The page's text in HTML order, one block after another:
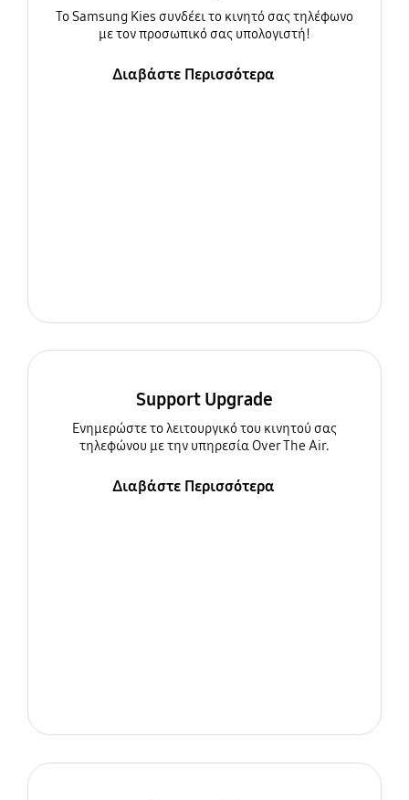
To Samsung Kies συνδέει το κινητό σας τηλέφωνο
με τον προσωπικό σας υπολογιστή!
Διαβάστε Περισσότερα
Support Upgrade
Ενημερώστε τo λειτουργικό του κινητού σας
τηλεφώνου με την υπηρεσία Over The Air.
Διαβάστε Περισσότερα